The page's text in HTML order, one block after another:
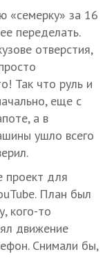
«семерку» за 16
переделать.
отверстия,
Так что руль и
еще с
а в
ушло всего
проект для
План был
кого-то
движение
Снимали бы,